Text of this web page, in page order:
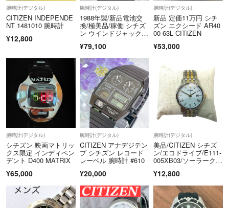
腕時計(デジタル)
CITIZEN INDEPENDE
NT 1481010 腕時計
¥12,800
腕時計(デジタル)
1988年製/新品電池交
換/極美品/稼働 シチズ
ン ウインドジャック D
¥79,100
腕時計(デジタル)
新品 定価11万円 シチ
ズン エクシード AR40
00-63L CITIZEN
¥53,000
腕時計(デジタル)
シチズン 映画マトリッ
クス限定 インディペン
デント D400 MATRIX
¥65,000
腕時計(デジタル)
CITIZEN アナデジテン
プ シチズン レコード
レーベル 腕時計 #610
¥20,000
腕時計(デジタル)
美品/CITIZEN シチズ
ン/エコドライブ/E111-
005XB03/ソーラークォ
盤 ステンレス シルバ
ーカラー×ゴールドカ
ラー/FB3522
¥12,800